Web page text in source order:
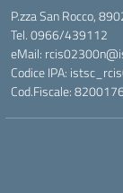
P.zza San Rocco,
Tel. 0966/439112
eMail:
Codice IPA:
Cod.Fiscale: